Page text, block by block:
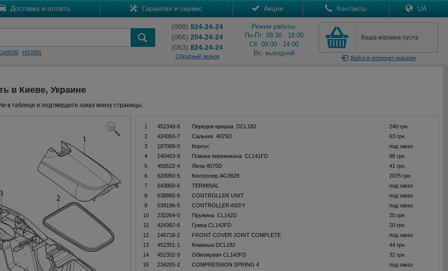
Доставка и оплата Гарантия и сервис Акции Контакты UA
HS7601
(098) 924-24-24
(066) 204-24-24
(063) 824-24-24
Обратный звонок
Режим работы:
Пн-Пт: 08:30 - 18:00
Сб: 09:00 - 14:00
Вс: выходной
Ваша корзина пуста
Войтив интернет-магазин
в Киеве, Украине
в таблице и подтвердите заказ внизу страницы.
1 452349-8 Передня кришка DCL182
240 грн.
2
424093-7 Сальник 4075D
63 грн.
3
187009-0 Корпус
под заказ
4
140463-9 Планка перемикача CL141FD
98 грн.
5
450522-4 Лінза 4075D
41 грн.
6
620050-5 Контролер AG3628
2075 грн.
7
643850-6 TERMINAL
под заказ
8
638865-6 CONTROLLER UNIT
под заказ
8
539196-5 CONTROLLER ASS'Y
под заказ
10
232264-0 Пружина CL142D
20 грн.
11
424367-6 Гумка CL142FD
20 грн.
12
140718-2 FRONT COVER JOINT COMPLETE
под заказ
13
452351-1 Клавиша DCL182
44 грн.
14
452352-9 Обмежувач CL142FD
32 грн.
15
234205-2 COMPRESSION SPRING 4
под заказ